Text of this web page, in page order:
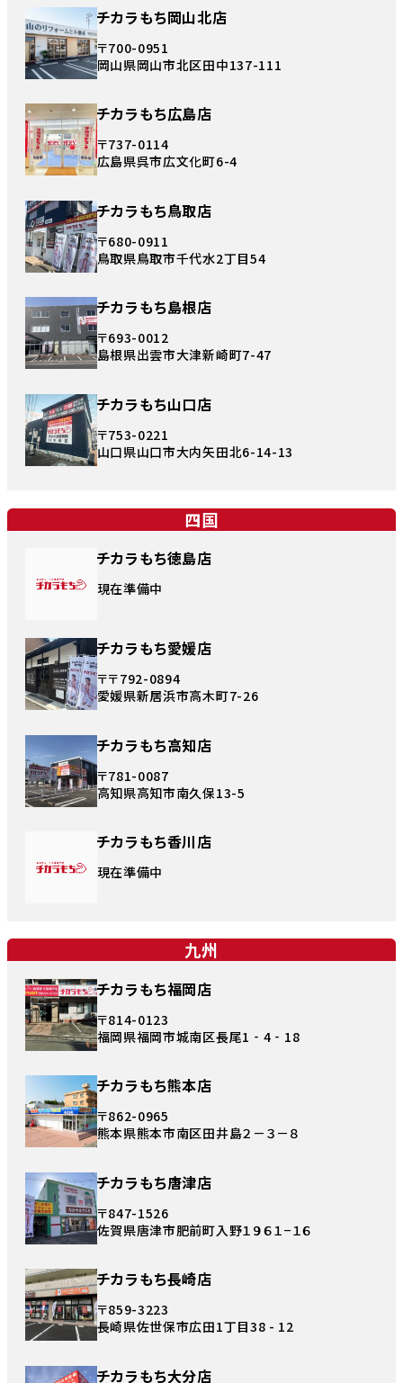
チカラもち岡山北店
〒700-0951
岡山県岡山市北区田中137-111
チカラもち広島店
〒737-0114
広島県呉市広文化町6-4
チカラもち鳥取店
〒680-0911
鳥取県鳥取市千代水2丁目54
チカラもち島根店
〒693-0012
島根県出雲市大津新崎町7-47
チカラもち山口店
〒753-0221
山口県山口市大内矢田北6-14-13
四国
チカラもち徳島店
現在準備中
チカラもち愛媛店
〒〒792-0894
愛媛県新居浜市高木町7-26
チカラもち高知店
〒781-0087
高知県高知市南久保13-5
チカラもち香川店
現在準備中
九州
チカラもち福岡店
〒814-0123
福岡県福岡市城南区長尾1‐4‐18
チカラもち熊本店
〒862-0965
熊本県熊本市南区田井島２－３－８
チカラもち唐津店
〒847-1526
佐賀県唐津市肥前町入野１９６１−１６
チカラもち長崎店
〒859-3223
長崎県佐世保市広田1丁目38 - 12
チカラもち大分店